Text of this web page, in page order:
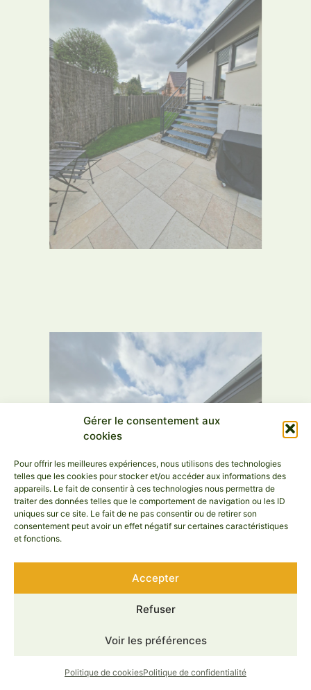
Gérer le consentement aux
cookies
Pour offrir les meilleures expériences, nous utilisons des technologies
telles que les cookies pour stocker et/ou accéder aux informations des
appareils. Le fait de consentir à ces technologies nous permettra de
traiter des données telles que le comportement de navigation ou les ID
uniques sur ce site. Le fait de ne pas consentir ou de retirer son
consentement peut avoir un effet négatif sur certaines caractéristiques
et fonctions.
Accepter
Refuser
Voir les préférences
Politique de cookiesPolitique de confidentialité